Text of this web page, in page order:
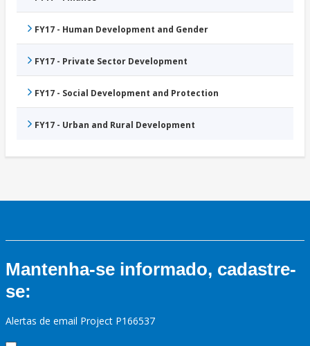
FY17 - Human Development and Gender
FY17 - Private Sector Development
FY17 - Social Development and Protection
FY17 - Urban and Rural Development
Mantenha-se informado, cadastre-
se:
Alertas de email Project P166537